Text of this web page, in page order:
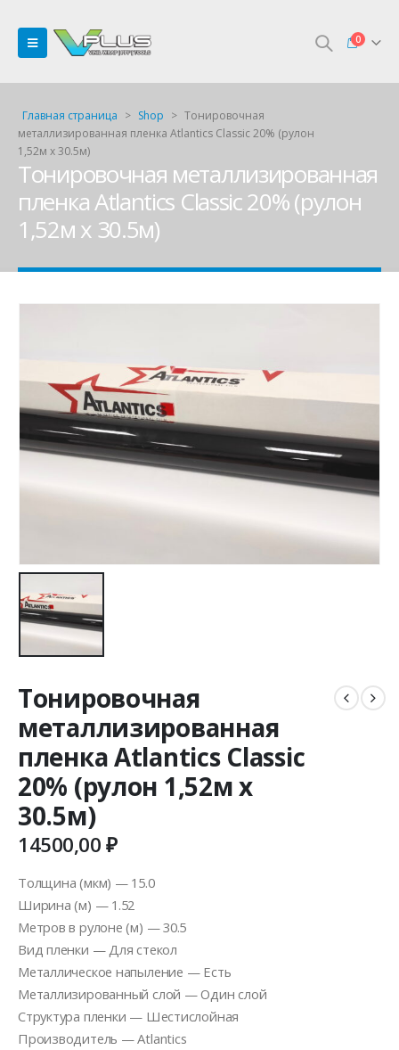
0
Главная страница > Shop > Тонировочная
металлизированная пленка Atlantics Classic 20% (рулон
1,52м х 30.5м)
Тонировочная металлизированная
пленка Atlantics Classic 20% (рулон
1,52м х 30.5м)
Тонировочная
металлизированная
пленка Atlantics Classic
20% (рулон 1,52м х
30.5м)
14500,00₽
Толщина (мкм) — 15.0
Ширина (м) — 1.52
Метров в рулоне (м) — 30.5
Вид пленки — Для стекол
Металлическое напыление — Есть
Металлизированный слой — Один слой
Структура пленки — Шестислойная
Производитель — Atlantics